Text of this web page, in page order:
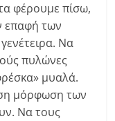
φέρουμε πίσω,
επαφή των
Να
πυλώνες
μυαλά.
μόρφωση των
Να τους